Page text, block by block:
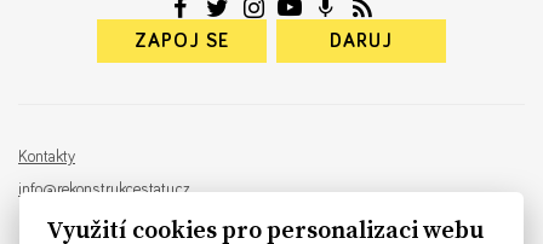
ZAPOJ SE DARUJ
Kontakty
info@rekonstrukcestatu.cz
Návrh a vývoj: Sinfin , ilustrace:
Využití cookies pro personalizaci webu